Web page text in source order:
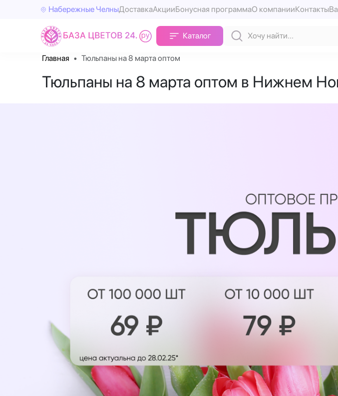
Набережные ЧелныДоставкаАкцииБонусная программаО компанииКонтакты
Каталог
Главная
Тюльпаны на 8 марта оптом
Тюльпаны на 8 марта оптом в Нижнем